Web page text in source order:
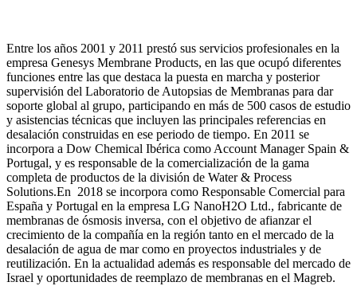
Entre los años 2001 y 2011 prestó sus servicios profesionales en la
empresa Genesys Membrane Products, en las que ocupó diferentes
funciones entre las que destaca la puesta en marcha y posterior
supervisión del Laboratorio de Autopsias de Membranas para dar
soporte global al grupo, participando en más de 500 casos de estudio
y asistencias técnicas que incluyen las principales referencias en
desalación construidas en ese periodo de tiempo. En 2011 se
incorpora a Dow Chemical Ibérica como Account Manager Spain &
Portugal, y es responsable de la comercialización de la gama
completa de productos de la división de Water & Process
Solutions.En 2018 se incorpora como Responsable Comercial para
España y Portugal en la empresa LG NanoH2O Ltd., fabricante de
membranas de ósmosis inversa, con el objetivo de afianzar el
crecimiento de la compañía en la región tanto en el mercado de la
desalación de agua de mar como en proyectos industriales y de
reutilización. En la actualidad además es responsable del mercado de
Israel y oportunidades de reemplazo de membranas en el Magreb.